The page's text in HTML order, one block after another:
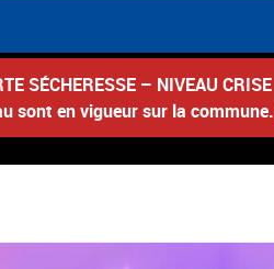
SÉCHERESSE – NIVEAU CRISE
sont en vigueur sur la commune.